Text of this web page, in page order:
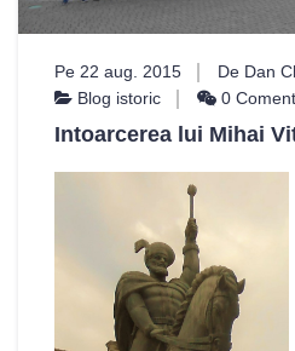
Pe 22 aug. 2015
De Dan
Blog istoric
0
Intoarcerea lui Mihai